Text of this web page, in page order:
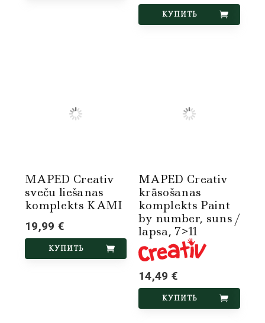
КУПИТЬ
MAPED Creativ
sveču liešanas
komplekts KAMI
19,99 €
КУПИТЬ
MAPED Creativ
krāsošanas
komplekts Paint
by number, suns /
lapsa, 7>11
14,49 €
КУПИТЬ